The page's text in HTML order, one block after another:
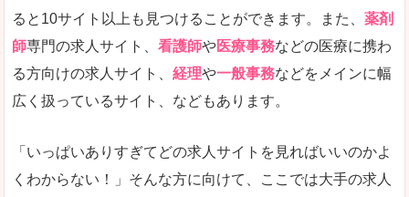
ると10サイト以上も見つけることができます。また、 薬剤
師専門の求人サイト、 看護師や医療事務などの医療に携わ
る方向けの求人サイト、 経理や一般事務などをメインに幅
広く扱っているサイト、などもあります。
「いっぱいありすぎてどの求人サイトを見ればいいのかよ
くわからない！」そんな方に向けて、ここでは大手の求人